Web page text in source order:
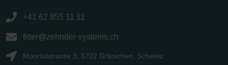
+41 62 855 11 11
filter@zehnder-systems.ch
Moortalstrasse 3, 5722 Gränichen, Schweiz